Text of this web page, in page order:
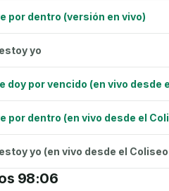
por dentro (versión en vivo)
yo
doy por vencido (en vivo
por dentro (en vivo desde el
yo (en vivo desde el
98:06